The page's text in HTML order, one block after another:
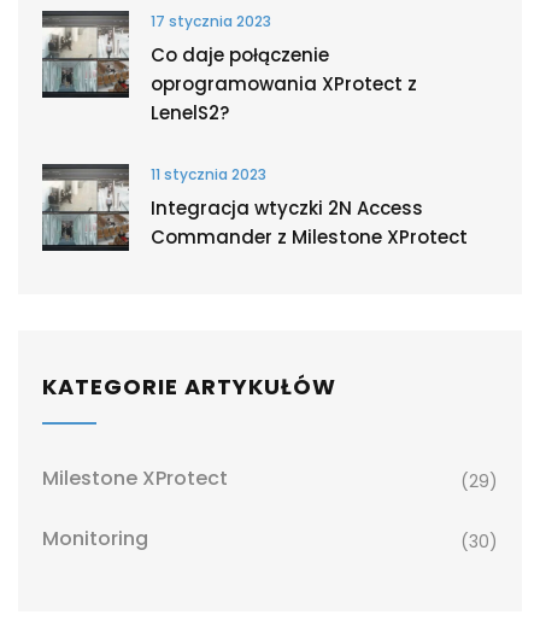
17 stycznia 2023
Co daje połączenie
oprogramowania XProtect z
LenelS2?
11 stycznia 2023
Integracja wtyczki 2N Access
Commander z Milestone XProtect
KATEGORIE ARTYKUŁÓW
Milestone XProtect (29)
Monitoring (30)